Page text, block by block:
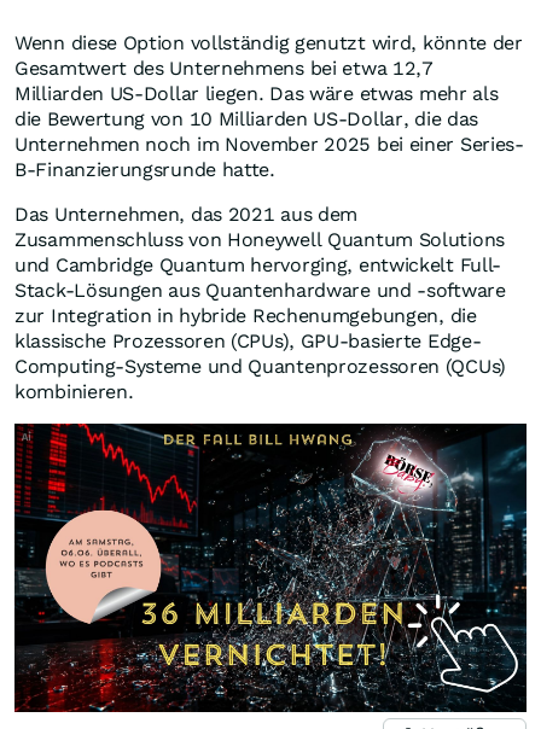
Wenn diese Option vollständig genutzt wird, könnte der
Gesamtwert des Unternehmens bei etwa 12,7
Milliarden US-Dollar liegen. Das wäre etwas mehr als
die Bewertung von 10 Milliarden US-Dollar, die das
Unternehmen noch im November 2025 bei einer Series-
B-Finanzierungsrunde hatte.
Das Unternehmen, das 2021 aus dem
Zusammenschluss von Honeywell Quantum Solutions
und Cambridge Quantum hervorging, entwickelt Full-
Stack-Lösungen aus Quantenhardware und -software
zur Integration in hybride Rechenumgebungen, die
klassische Prozessoren (CPUs), GPU-basierte Edge-
Computing-Systeme und Quantenprozessoren (QCUs)
kombinieren.